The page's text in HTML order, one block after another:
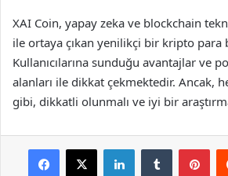
XAI Coin, yapay zeka ve blockchain
ile ortaya çıkan yenilikçi bir kripto para
Kullanıcılarına sunduğu avantajlar ve
alanları ile dikkat çekmektedir. Ancak,
gibi, dikkatli olunmalı ve iyi bir
Facebook
X LinkedInTumblr